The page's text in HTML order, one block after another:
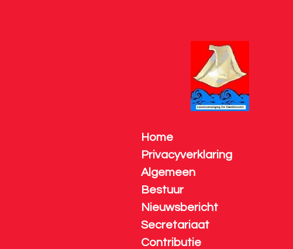
Home
Privacyverklaring
Algemeen
Bestuur
Nieuwsbericht
Secretariaat
Contributie